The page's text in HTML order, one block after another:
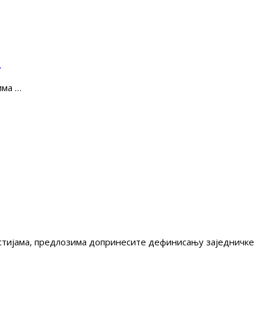
…
предлозима допринесите дефинисању заједничке